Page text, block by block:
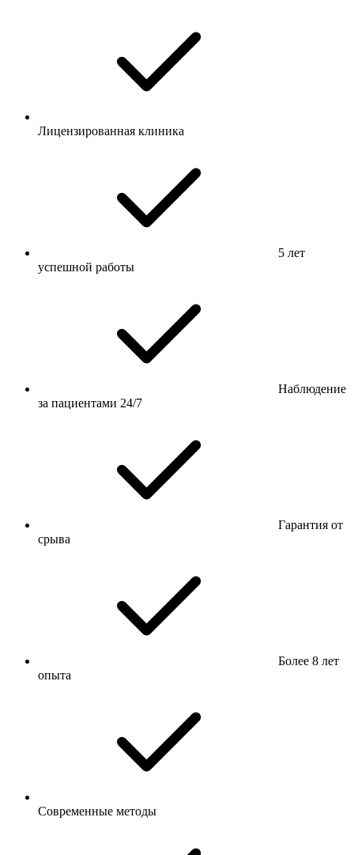
Лицензированная клиника
5 лет
успешной работы
Наблюдение
за пациентами 24/7
Гарантия от
срыва
Более 8 лет
опыта
Современные методы